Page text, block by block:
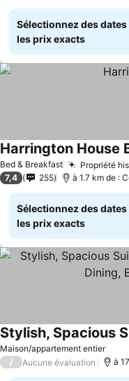
Sélectionnez des
les prix exacts
Bed & Breakfast Propriété
Harrington House
7,4 255 à 1.7 km de :
Sélectionnez des
les prix exacts
Maison/appartement entier
/ Aucune évaluation à